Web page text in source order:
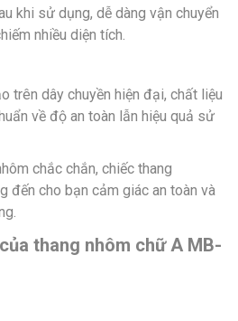
khi sử dụng, dễ dàng vận chuyển
nhiều diện tích.
trên dây chuyền hiện đại, chất liệu
về độ an toàn lẫn hiệu quả sử
chắc chắn, chiếc thang
đến cho bạn cảm giác an toàn và
thang nhôm chữ A MB-